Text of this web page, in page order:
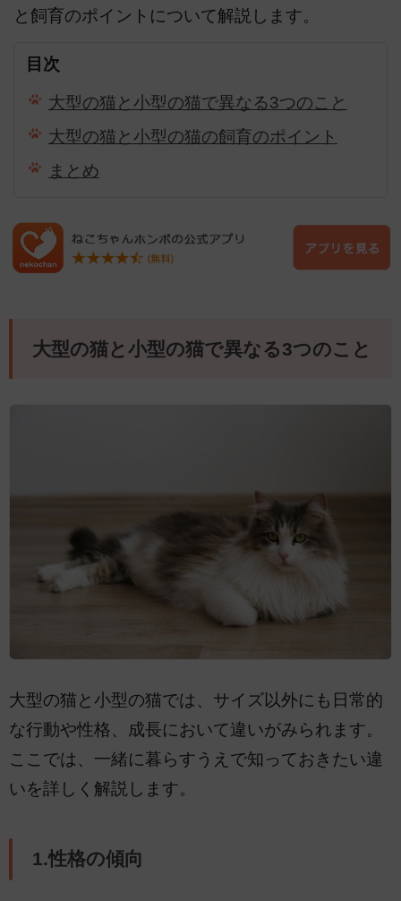
と飼育のポイントについて解説します。
目次
大型の猫と小型の猫で異なる3つのこと
大型の猫と小型の猫の飼育のポイント
まとめ
大型の猫と小型の猫で異なる3つのこと
大型の猫と小型の猫では、サイズ以外にも日常的
な行動や性格、成長において違いがみられます。
ここでは、一緒に暮らすうえで知っておきたい違
いを詳しく解説します。
1.性格の傾向